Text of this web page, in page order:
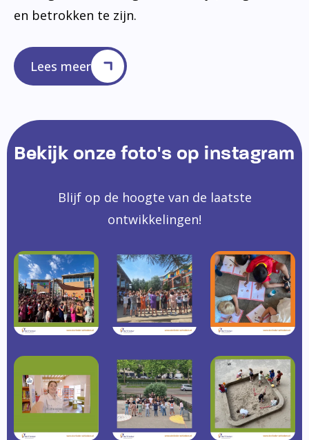
en betrokken te zijn.
Lees meer
Bekijk onze foto's op instagram
Blijf op de hoogte van de laatste
ontwikkelingen!